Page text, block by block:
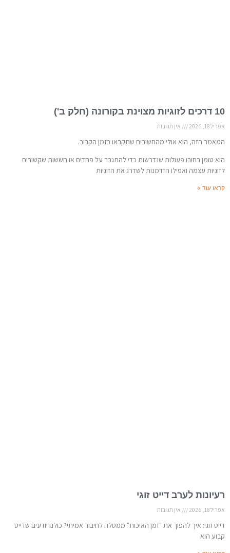
10 דרכים לזוגיות מצוינת בקורונה (חלק ב')
אפריל 18, 2026 אין תגובות
המאמר הזה, הוא אולי מהחשובים שתקראו בזמן הקרוב.
הוא טומן בחובו פעולות שנדרשות כדי להתגבר על פחדים או חששות שקשורים
לזוגיות עצמה ואפילו הזדמנות לשדרג את הזוגיות
קראו עוד »
רעיונות לערב דייט זוגי
אפריל 18, 2026 אין תגובות
דייט זוגי: איך להפוך את "זמן האיכות" ממטלה לחיבור אמיתי? כולנו יודעים שדייט
קבוע הוא